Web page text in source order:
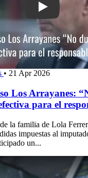
Play: Balbi
• 21 Apr 2026
Los Arrayanes:
para el
la familia de Lola
impuestas al
un...